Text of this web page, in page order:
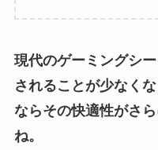
現代のゲーミングシ
されることが少なく
ならその快適性がさ
ね。